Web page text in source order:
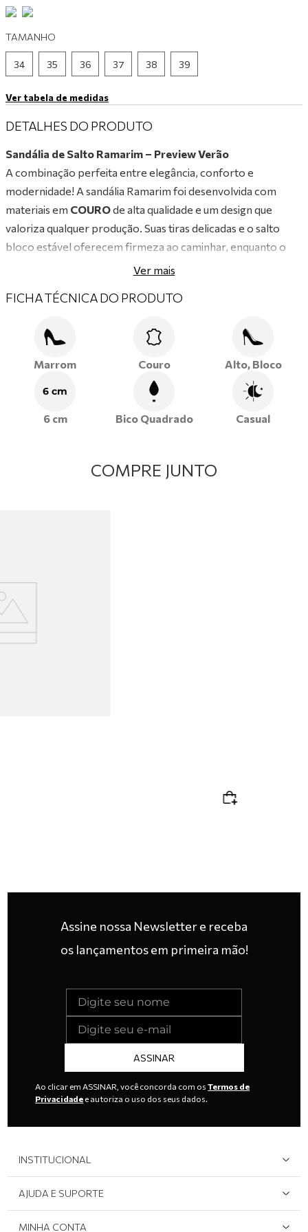
TAMANHO
34 35 36 37 38 39
Ver tabela de medidas
DETALHES DO PRODUTO
Sandália de Salto Ramarim – Preview Verão
A combinação perfeita entre elegância, conforto e
modernidade! A sandália Ramarim foi desenvolvida com
materiais em COUROde alta qualidade e um design que
valoriza qualquer produção. Suas tiras delicadas e o salto
bloco estável oferecem firmeza ao caminhar, enquanto o
acabamento impecável e o visual sofisticado garantem um
acompanhar você em eventos especiais, no dia a dia de
leveza e sofisticação que só a Ramarim proporciona.
Ver mais
FICHA TÉCNICA DO PRODUTO
Marrom Couro Alto, Bloco
6 cm
6 cm Bico Quadrado Casual
COMPRE JUNTO
Assine nossa Newsletter e receba
os lançamentos em primeira mão!
ASSINAR
Ao clicar em ASSINAR, você concorda com osTermos de
Privacidade e autoriza o uso dos seus dados.
INSTITUCIONAL
Área do Lojista
AJUDA E SUPORTE
MINHA CONTA
9º
10º tênis preto